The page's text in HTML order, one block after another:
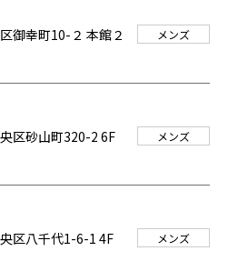
御幸町10-２ 本館２
メンズ
区砂山町320-2 6F
メンズ
区八千代1-6-1 4F
メンズ